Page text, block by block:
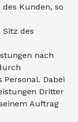
Kunden, so
des
nach
Dabei
Dritter
Auftrag